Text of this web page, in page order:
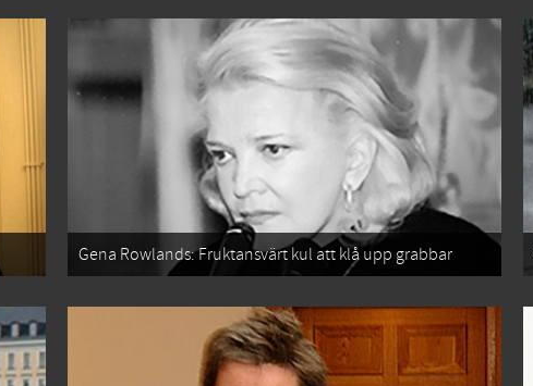
Gena Rowlands: Fruktansvärt kul att klå upp grabbar